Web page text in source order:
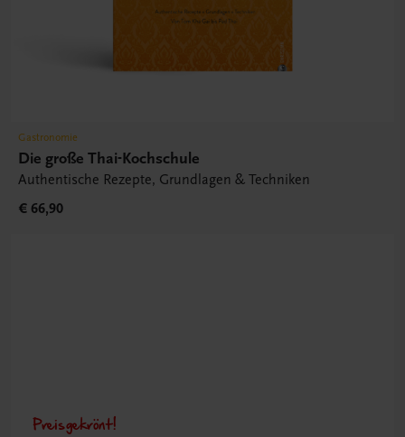
Gastronomie
Die große Thai-Kochschule
Authentische Rezepte, Grundlagen & Techniken
€ 66,90
Preisgekrönt!